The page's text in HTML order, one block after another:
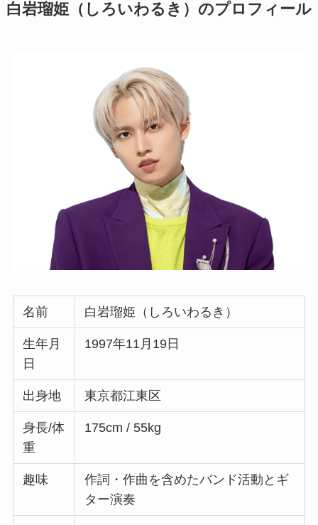
白岩瑠姫（しろいわるき）のプロフィール
名前 白岩瑠姫（しろいわるき）
生年月
日
1997年11月19日
出身地 東京都江東区
身長/体
重
175cm / 55kg
趣味
作詞・作曲を含めたバンド活動とギ
ター演奏